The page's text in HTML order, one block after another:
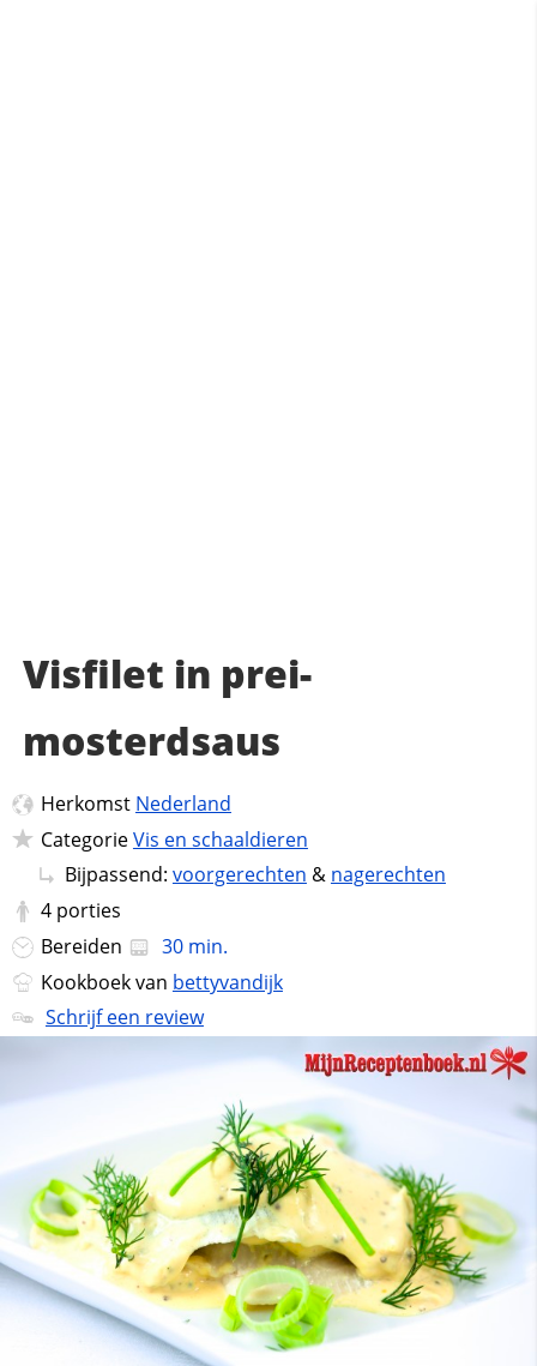
Visfilet in prei-
mosterdsaus
Herkomst Nederland
CategorieVis en schaaldieren
Bijpassend: voorgerechten & nagerechten
4 porties
Bereiden
30 min.
Kookboek van bettyvandijk
Schrijf een review